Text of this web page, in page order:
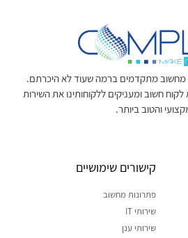
חשוב ומעניקים ללקוחותינו את השירות
והטוב ביותר.
קישורים שימושיים
פתרונות מחשוב
שירותי IT
שירותי ענן